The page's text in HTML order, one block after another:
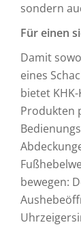
sondern
Für einen
Damit
eines
bietet
Produkten
bewegen: